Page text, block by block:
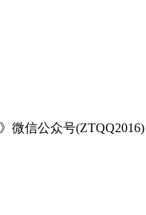
公众号(ZTQQ2016)